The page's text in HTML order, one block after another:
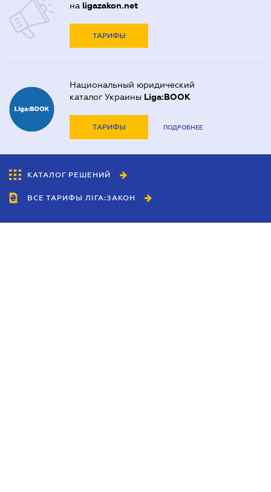
на ligazakon.net
ТАРИФЫ
Национальный юридический
каталог Украины Liga:BOOK
ТАРИФЫ ПОДРОБНЕЕ
КАТАЛОГ РЕШЕНИЙ
ВСЕ ТАРИФЫ ЛІГА:ЗАКОН